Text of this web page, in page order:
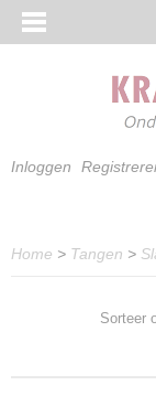
Inloggen
Home > Tangen >
Sorteer